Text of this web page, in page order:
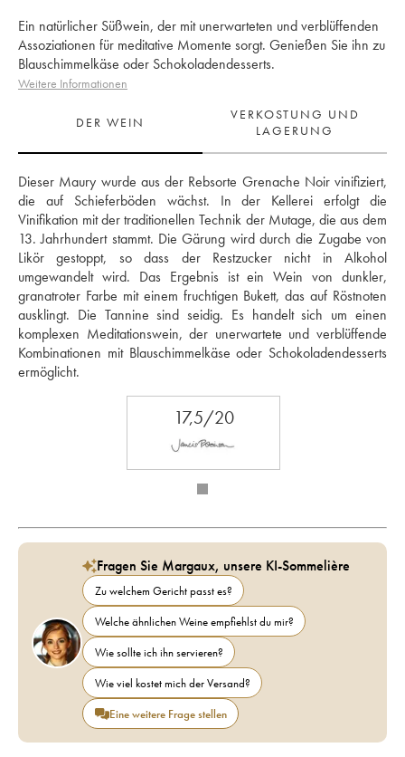
Ein natürlicher Süßwein, der mit unerwarteten und verblüffenden
Assoziationen für meditative Momente sorgt. Genießen Sie ihn zu
Blauschimmelkäse oder Schokoladendesserts.
Weitere Informationen
DER WEIN
VERKOSTUNG UND
LAGERUNG
Dieser Maury wurde aus der Rebsorte Grenache Noir vinifiziert,
die auf Schieferböden wächst. In der Kellerei erfolgt die
Vinifikation mit der traditionellen Technik der Mutage, die aus dem
13. Jahrhundert stammt. Die Gärung wird durch die Zugabe von
Likör gestoppt, so dass der Restzucker nicht in Alkohol
umgewandelt wird. Das Ergebnis ist ein Wein von dunkler,
granatroter Farbe mit einem fruchtigen Bukett, das auf Röstnoten
ausklingt. Die Tannine sind seidig. Es handelt sich um einen
komplexen Meditationswein, der unerwartete und verblüffende
Kombinationen mit Blauschimmelkäse oder Schokoladendesserts
ermöglicht.
17,5/20
Fragen Sie Margaux, unsere KI-Sommelière
Zu welchem Gericht passt es?
Welche ähnlichen Weine empfiehlst du mir?
Wie sollte ich ihn servieren?
Wie viel kostet mich der Versand?
Eine weitere Frage stellen